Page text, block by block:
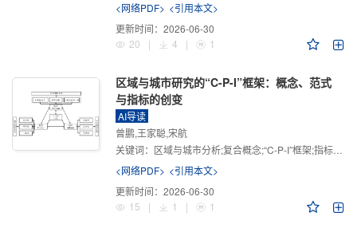
<网络PDF> <引用本文>
更新时间： 2026-06-30
20
| 4 | 1
区域与城市研究的“C-P-I”框架：概念、范式
与指标的创变
AI导读
曾鹏,王家聪,宋航
关键词： 区域与城市分析;复合概念;“C-P-I”框架;指标体系
<网络PDF> <引用本文>
更新时间： 2026-06-30
15
| 1 | 1